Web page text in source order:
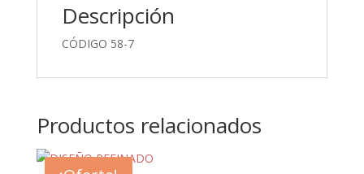
Descripción
CÓDIGO 58-7
Productos relacionados